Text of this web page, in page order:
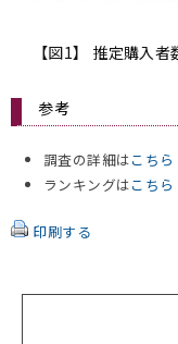
【図1】 推定購入者
参考
調査の詳細はこちら
ランキングはこちら
印刷する